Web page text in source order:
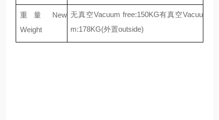
重 量
New
Weight
无真空Vacuum free:150KG有真空Vacuu
m:178KG(外置outside)